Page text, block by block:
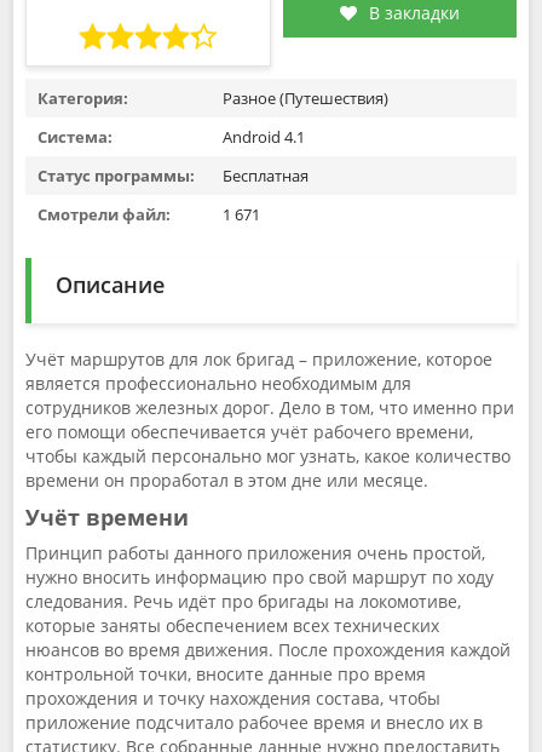
В закладки
Категория:
Разное (Путешествия)
Система:
Android 4.1
Статус программы:
Бесплатная
Смотрели файл:
1 671
Описание
Учёт маршрутов для лок бригад – приложение, которое
является профессионально необходимым для
сотрудников железных дорог. Дело в том, что именно при
его помощи обеспечивается учёт рабочего времени,
чтобы каждый персонально мог узнать, какое количество
времени он проработал в этом дне или месяце.
Учёт времени
Принцип работы данного приложения очень простой,
нужно вносить информацию про свой маршрут по ходу
следования. Речь идёт про бригады на локомотиве,
которые заняты обеспечением всех технических
нюансов во время движения. После прохождения каждой
контрольной точки, вносите данные про время
прохождения и точку нахождения состава, чтобы
приложение подсчитало рабочее время и внесло их в
статистику. Все собранные данные нужно предоставить